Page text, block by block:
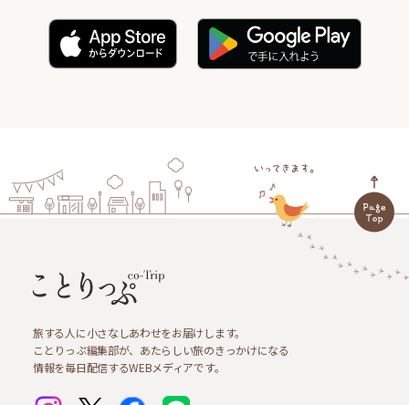
旅する人に小さなしあわせをお届けします。
ことりっぷ編集部が、あたらしい旅のきっかけになる
情報を毎日配信するWEBメディアです。